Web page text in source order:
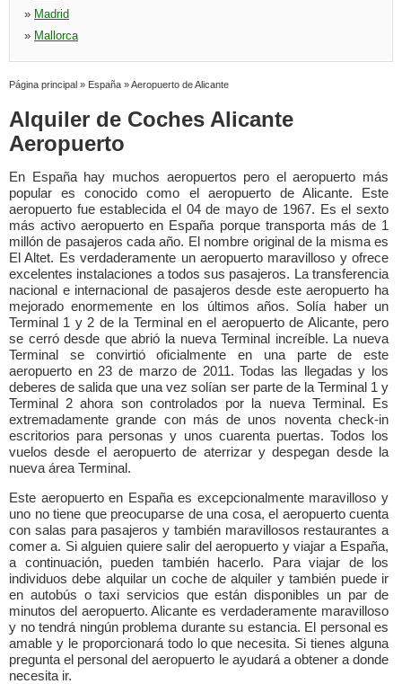
» Madrid
» Mallorca
Página principal » España »Aeropuerto de Alicante
Alquiler de Coches Alicante
Aeropuerto
En España hay muchos aeropuertos pero el aeropuerto más
popular es conocido como el aeropuerto de Alicante. Este
aeropuerto fue establecida el 04 de mayo de 1967. Es el sexto
más activo aeropuerto en España porque transporta más de 1
millón de pasajeros cada año. El nombre original de la misma es
El Altet. Es verdaderamente un aeropuerto maravilloso y ofrece
excelentes instalaciones a todos sus pasajeros. La transferencia
nacional e internacional de pasajeros desde este aeropuerto ha
mejorado enormemente en los últimos años. Solía haber un
Terminal 1 y 2 de la Terminal en el aeropuerto de Alicante, pero
se cerró desde que abrió la nueva Terminal increíble. La nueva
Terminal se convirtió oficialmente en una parte de este
aeropuerto en 23 de marzo de 2011. Todas las llegadas y los
deberes de salida que una vez solían ser parte de la Terminal 1 y
Terminal 2 ahora son controlados por la nueva Terminal. Es
extremadamente grande con más de unos noventa check-in
escritorios para personas y unos cuarenta puertas. Todos los
vuelos desde el aeropuerto de aterrizar y despegan desde la
nueva área Terminal.
Este aeropuerto en España es excepcionalmente maravilloso y
uno no tiene que preocuparse de una cosa, el aeropuerto cuenta
con salas para pasajeros y también maravillosos restaurantes a
comer a. Si alguien quiere salir del aeropuerto y viajar a España,
a continuación, pueden también hacerlo. Para viajar de los
individuos debe alquilar un coche de alquiler y también puede ir
en autobús o taxi servicios que están disponibles un par de
minutos del aeropuerto. Alicante es verdaderamente maravilloso
y no tendrá ningún problema durante su estancia. El personal es
amable y le proporcionará todo lo que necesita. Si tienes alguna
pregunta el personal del aeropuerto le ayudará a obtener a donde
necesita ir.